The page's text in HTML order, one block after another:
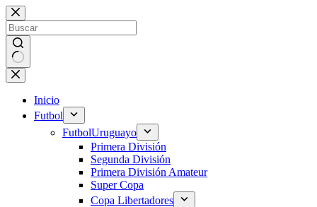
Saltar
al
contenido
Sin
resultados
Inicio
Futbol
FutbolUruguayo
Primera División
Segunda División
Primera División Amateur
Super Copa
Copa Libertadores